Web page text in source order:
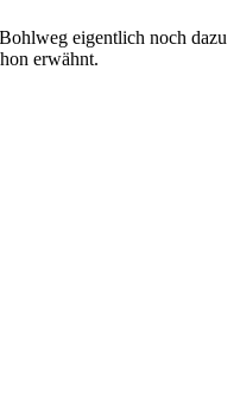
eigentlich noch dazu
erwähnt.